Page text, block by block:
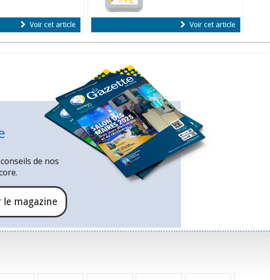
Voir cet article Voir cet article
de nos
le magazine